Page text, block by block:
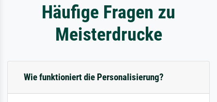
Häufige Fragen zu
Meisterdrucke
Wie funktioniert die Personalisierung?